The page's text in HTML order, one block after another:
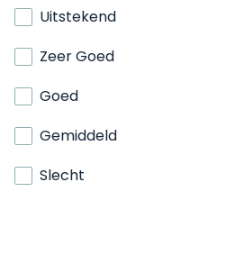
Uitstekend
Zeer Goed
Goed
Gemiddeld
Slecht